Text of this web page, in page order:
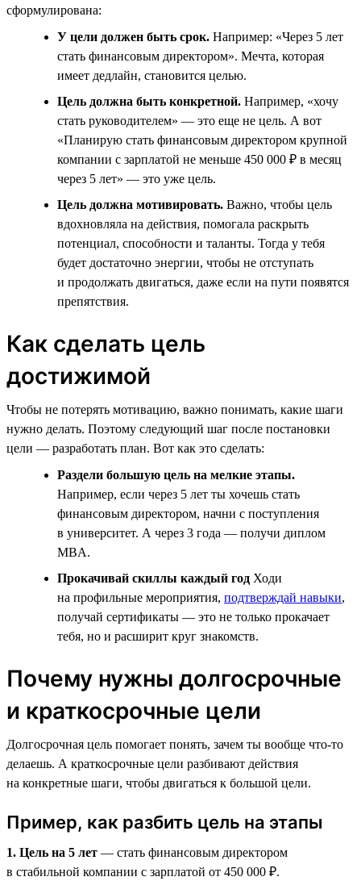
сформулирована:
У цели должен быть срок. Например: «Через 5 лет
стать финансовым директором». Мечта, которая
имеет дедлайн, становится целью.
Цель должна быть конкретной. Например, «хочу
стать руководителем» — это еще не цель. А вот
«Планирую стать финансовым директором крупной
компании с зарплатой не меньше 450 000 ₽ в месяц
через 5 лет» — это уже цель.
Цель должна мотивировать. Важно, чтобы цель
вдохновляла на действия, помогала раскрыть
потенциал, способности и таланты. Тогда у тебя
будет достаточно энергии, чтобы не отступать
и продолжать двигаться, даже если на пути появятся
препятствия.
Как сделать цель
достижимой
Чтобы не потерять мотивацию, важно понимать, какие шаги
нужно делать. Поэтому следующий шаг после постановки
цели — разработать план. Вот как это сделать:
Раздели большую цель на мелкие этапы.
Например, если через 5 лет ты хочешь стать
финансовым директором, начни с поступления
в университет. А через 3 года — получи диплом
MBA.
Прокачивай скиллы каждый год Ходи
на профильные мероприятия, подтверждай навыки,
получай сертификаты — это не только прокачает
тебя, но и расширит круг знакомств.
Почему нужны долгосрочные
и краткосрочные цели
Долгосрочная цель помогает понять, зачем ты вообще что-то
делаешь. А краткосрочные цели разбивают действия
на конкретные шаги, чтобы двигаться к большой цели.
Пример, как разбить цель на этапы
1. Цель на 5 лет — стать финансовым директором
в стабильной компании с зарплатой от 450 000 ₽.